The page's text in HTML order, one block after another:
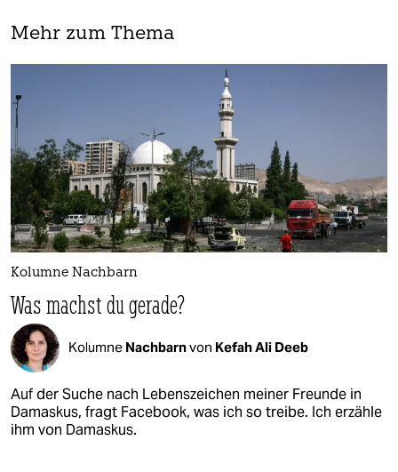
Mehr zum Thema
Kolumne Nachbarn
Was machst du gerade?
Kolumne Nachbarnvon Kefah Ali Deeb
Auf der Suche nach Lebenszeichen meiner Freunde in
Damaskus, fragt Facebook, was ich so treibe. Ich erzähle
ihm von Damaskus.